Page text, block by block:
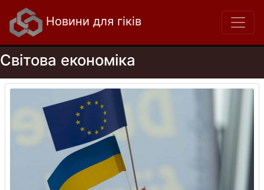
Новини для гіків
Світова економіка